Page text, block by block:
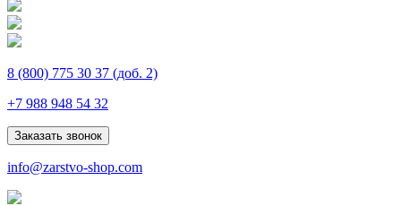
8 (800) 775 30 37 (доб. 2)
+7 988 948 54 32
Заказать звонок
info@zarstvo-shop.com